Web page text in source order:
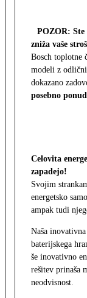
POZOR: Ste
zniža vaše
Bosch toplotne
modeli z
dokazano
posebno
Celovita
zapadejo!
Svojim
energetsko
ampak tudi
Naša
baterijskega
še inovativno
rešitev prinaša
neodvisnost.